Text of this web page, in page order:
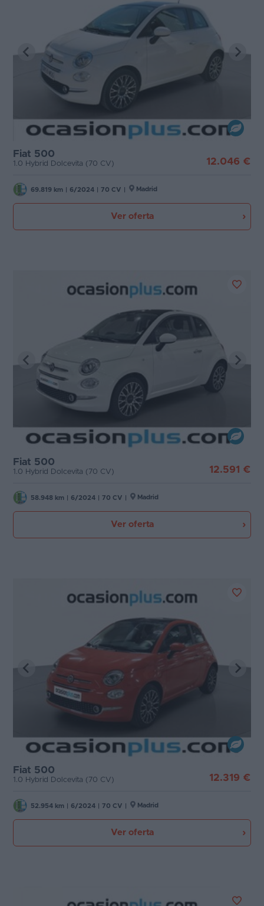
Fiat 500
1.0 Hybrid Dolcevita (70 CV) 12.046 €
69.819 km 6/2024 70 CV Madrid
Ver oferta
Fiat 500
1.0 Hybrid Dolcevita (70 CV) 12.591 €
58.948 km 6/2024 70 CV Madrid
Ver oferta
Fiat 500
1.0 Hybrid Dolcevita (70 CV) 12.319 €
52.954 km 6/2024 70 CV Madrid
Ver oferta